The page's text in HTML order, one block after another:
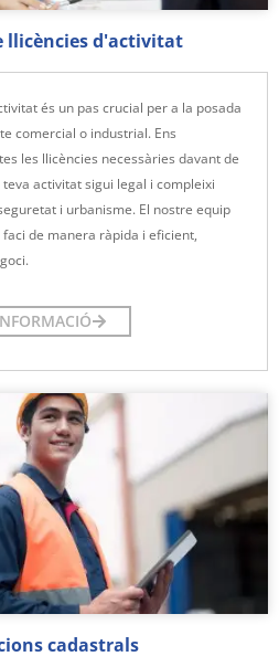
llicències d'activitat
és un pas crucial per a la posada
comercial o industrial. Ens
les llicències necessàries davant de
activitat sigui legal i compleixi
i urbanisme. El nostre equip
de manera ràpida i eficient,
cadastrals